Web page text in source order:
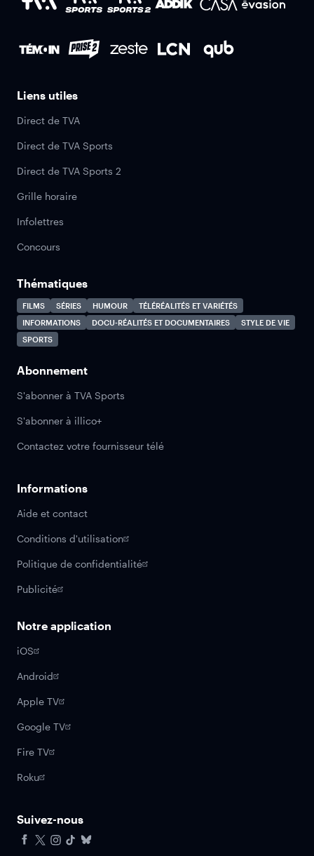
Liens utiles
Direct de TVA
Direct de TVA Sports
Direct de TVA Sports 2
Grille horaire
Infolettres
Concours
Thématiques
FILMS SÉRIES HUMOUR
TÉLÉRÉALITÉS ET VARIÉTÉS
INFORMATIONS
DOCU-RÉALITÉS ET DOCUMENTAIRES
STYLE DE VIE
SPORTS
Abonnement
S'abonner à TVA Sports
S'abonner à illico+
Contactez votre fournisseur télé
Informations
Aide et contact
Conditions d'utilisation
Politique de confidentialité
Publicité
Notre application
iOS
Android
Apple TV
Google TV
Fire TV
Roku
Suivez-nous